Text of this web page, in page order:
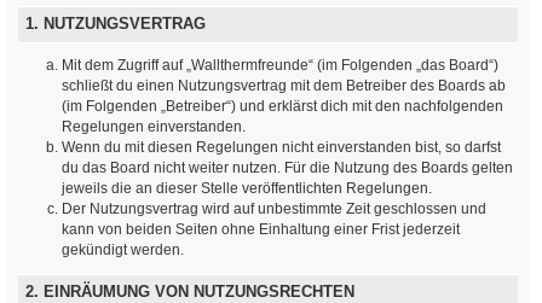
1. NUTZUNGSVERTRAG
Mit dem Zugriff auf „Wallthermfreunde“ (im Folgenden „das Board“)
schließt du einen Nutzungsvertrag mit dem Betreiber des Boards ab
(im Folgenden „Betreiber“) und erklärst dich mit den nachfolgenden
Regelungen einverstanden.
Wenn du mit diesen Regelungen nicht einverstanden bist, so darfst
du das Board nicht weiter nutzen. Für die Nutzung des Boards gelten
jeweils die an dieser Stelle veröffentlichten Regelungen.
Der Nutzungsvertrag wird auf unbestimmte Zeit geschlossen und
kann von beiden Seiten ohne Einhaltung einer Frist jederzeit
gekündigt werden.
2. EINRÄUMUNG VON NUTZUNGSRECHTEN